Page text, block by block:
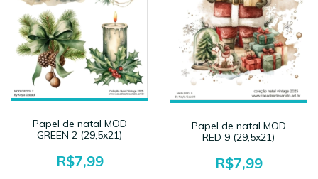
Papel de natal MOD
GREEN 2 (29,5x21)
R$7,99
Papel de natal MOD
RED 9 (29,5x21)
R$7,99